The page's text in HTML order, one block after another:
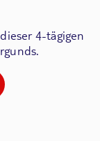
4-tägigen